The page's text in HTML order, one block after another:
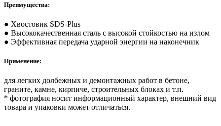
Преимущества:
● Хвостовик SDS-Plus
● Высококачественная сталь с высокой стойкостью на излом
● Эффективная передача ударной энергии на наконечник
Применение:
для легких долбежных и демонтажных работ в бетоне,
граните, камне, кирпиче, строительных блоках и т.п.
* фотография носит информационный характер, внешний вид
товара и упаковки может отличаться.